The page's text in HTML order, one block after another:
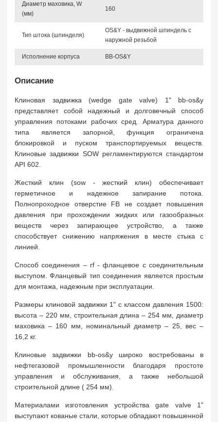
Диаметр маховика, W
(мм)
160
Тип штока (шпинделя)
OS&Y - выдвижной шпиндель с
наружной резьбой
Исполнение корпуса BB-OS&Y
Описание
Клиновая задвижка (wedge gate valve) 1" bb-os&y
представляет собой надежный и долговечный способ
управления потоками рабочих сред. Арматура данного
типа является запорной, функция ограничена
блокировкой и пуском транспортируемых веществ.
Клиновые задвижки SOW регламентируются стандартом
API 602.
Жесткий клин (sow - жесткий клин) обеспечивает
герметичное и надежное запирание потока.
Полнопроходное отверстие FB не создает повышения
давления при прохождении жидких или газообразных
веществ через запирающее устройство, а также
способствует снижению напряжения в месте стыка с
линией.
Способ соединения – rf - фланцевое с соединительным
выступом. Фланцевый тип соединения является простым
для монтажа, надежным при эксплуатации.
Размеры клиновой задвижки 1" с классом давления 1500:
высота – 220 мм, строительная длина – 254 мм, диаметр
маховика – 160 мм, номинальный диаметр – 25, вес –
16,2 кг.
Клиновые задвижки bb-os&y широко востребованы в
нефтегазовой промышленности благодаря простоте
управления и обслуживания, а также небольшой
строительной длине ( 254 мм).
Материалами изготовления устройства gate valve 1"
выступают кованые стали, которые обладают повышенной